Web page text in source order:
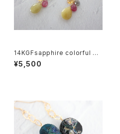
14KGFsapphire colorful pi
erce[kgf5600]
¥5,500